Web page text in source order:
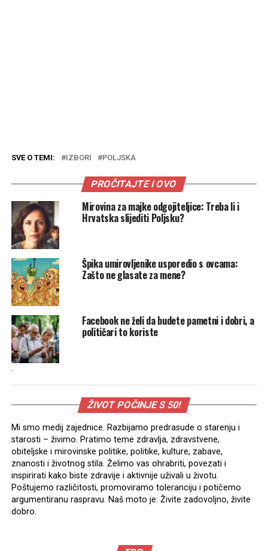
SVE O TEMI: IZBORI POLJSKA
PROČITAJTE I OVO
Mirovina za majke odgojiteljice: Treba li i
Hrvatska slijediti Poljsku?
Špika umirovljenike usporedio s ovcama:
Zašto ne glasate za mene?
Facebook ne želi da budete pametni i dobri, a
političari to koriste
.
ŽIVOT POČINJE S 50!
Mi smo medij zajednice. Razbijamo predrasude o starenju i
starosti – živimo. Pratimo teme zdravlja, zdravstvene,
obiteljske i mirovinske politike, politike, kulture, zabave,
znanosti i životnog stila. Želimo vas ohrabriti, povezati i
inspirirati kako biste zdravije i aktivnije uživali u životu.
Poštujemo različitosti, promoviramo toleranciju i potičemo
argumentiranu raspravu. Naš moto je: Živite zadovoljno, živite
dobro.